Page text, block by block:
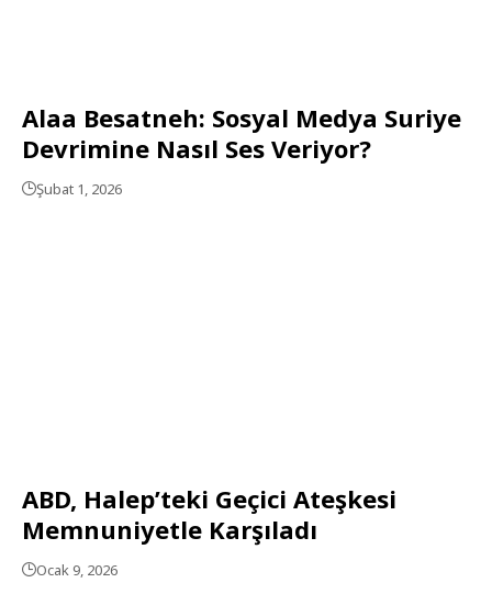
Alaa Besatneh: Sosyal Medya Suriye
Devrimine Nasıl Ses Veriyor?
Şubat 1, 2026
ABD, Halep’teki Geçici Ateşkesi
Memnuniyetle Karşıladı
Ocak 9, 2026